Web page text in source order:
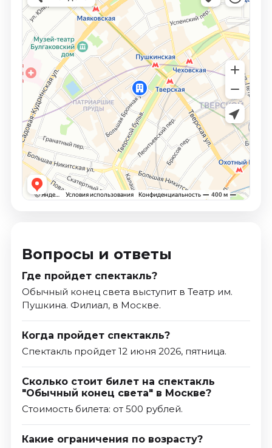
Вопросы и ответы
Где пройдет спектакль?
Обычный конец света выступит в Театр им.
Пушкина. Филиал, в Москве.
Когда пройдет спектакль?
Спектакль пройдет 12 июня 2026, пятница.
Сколько стоит билет на спектакль
"Обычный конец света" в Москве?
Стоимость билета: от 500 рублей.
Какие ограничения по возрасту?